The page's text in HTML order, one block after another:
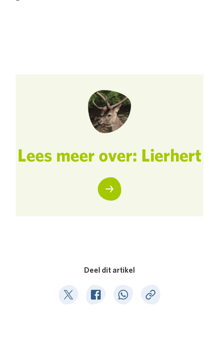
Lees meer over: Lierhert
Deel dit artikel
Deel op TwitterDeel op Facebook
Deel op WhatsApp
Kopieer link